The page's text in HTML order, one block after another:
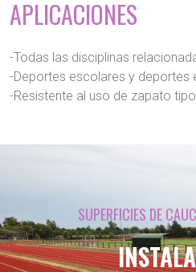
APLICACIONES
-Todas las disciplinas
-Deportes escolares y deportes
-Resistente al uso de zapato
SUPERFICIES DE